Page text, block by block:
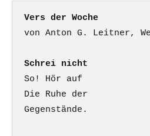
Vers der Woche
Schrei nicht
So! Hör auf
Die Ruhe der
Gegenstände.